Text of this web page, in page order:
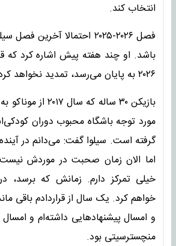
انتخاب کند.
فصل ۲۰۲۶-۲۰۲۵ احتمالا
باشد. او چند هفته پیش اشاره کرد که
۲۰۲۶ به پایان می‌رسد، تمدید نخواهد کرد.
بازیکن ۳۰ ساله که
مورد توجه باشگاه محبوب دوران
گرفته است. سیلوا گفت: می‌دانم در
اما الان زمان صحبت در موردش
خیلی تمرکز دارم. زمانش که برسد،
خواهم کرد. یک سال از قراردادم باقی
و امسال پیشنهادهایی داشته‌ام و
منچسترسیتی بود.